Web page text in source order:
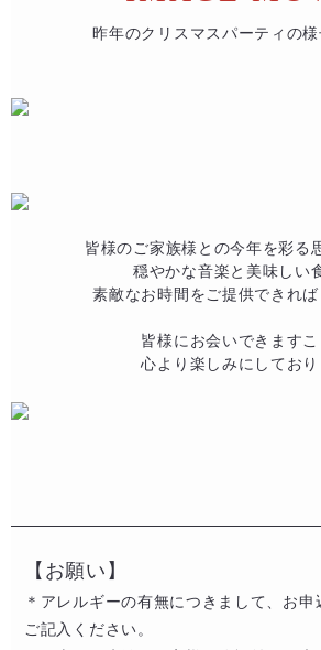
昨年のクリスマスパーティの
皆様のご家族様との今年を彩る
穏やかな音楽と美味しい
素敵なお時間をご提供できれ
皆様にお会いできますこ
心より楽しみにしており
【お願い】
＊アレルギーの有無につきまして、お
ご記入ください。​